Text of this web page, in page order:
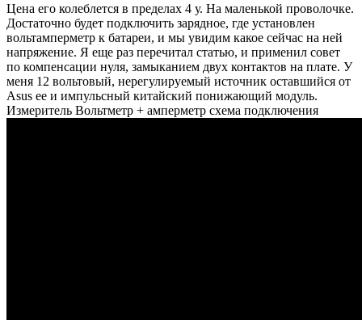
Цена его колеблется в пределах 4 у. На маленькой проволочке.
Достаточно будет подключить зарядное, где установлен
вольтамперметр к батареи, и мы увидим какое сейчас на ней
напряжение. Я еще раз перечитал статью, и применил совет
по компенсации нуля, замыканием двух контактов на плате. У
меня 12 вольтовый, нерегулируемый источник оставшийся от
Asus ee и импульсный китайский понижающий модуль.
Измеритель Вольтметр + амперметр схема подключения